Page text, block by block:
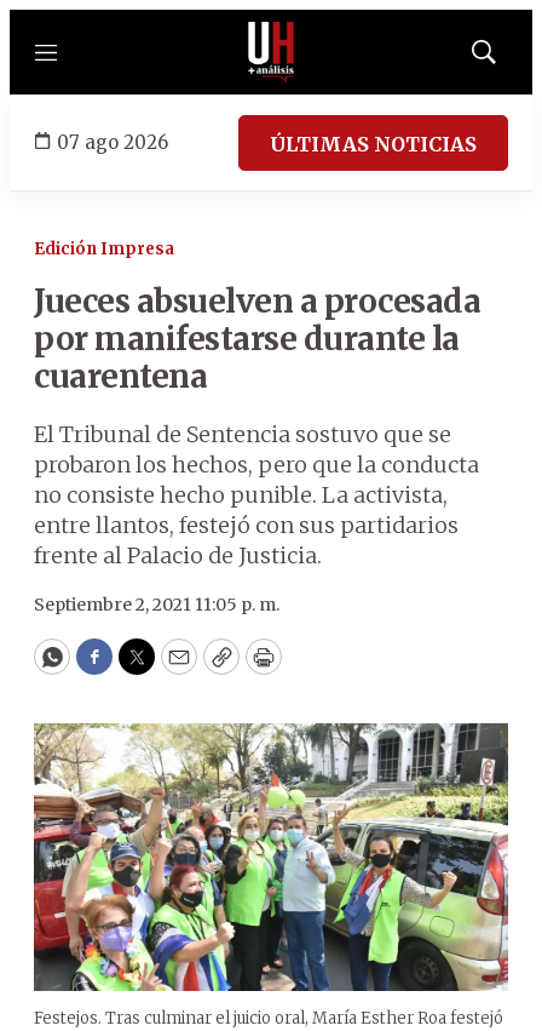
Menú
Mostrar
07 ago 2026 ÚLTIMAS NOTICIAS
Edición Impresa
Jueces absuelven a procesada
por manifestarse durante la
cuarentena
El Tribunal de Sentencia sostuvo que se
probaron los hechos, pero que la conducta
no consiste hecho punible. La activista,
entre llantos, festejó con sus partidarios
frente al Palacio de Justicia.
Septiembre 2, 2021 11:05 p. m.
WhatsApp
Facebook
Twitter
EmailCopyPrint
Festejos. Tras culminar el juicio oral, María Esther Roa festejó